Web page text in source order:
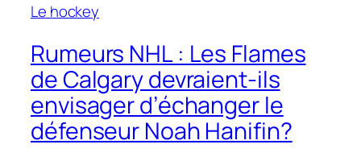
Le hockey
Rumeurs NHL : Les Flames
de Calgary devraient-ils
envisager d’échanger le
défenseur Noah Hanifin?